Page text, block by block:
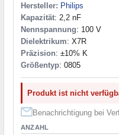
Hersteller: Philips
Kapazität: 2,2 nF
Nennspannung: 100 V
Dielektrikum: X7R
Präzision: ±10% K
Größentyp: 0805
Produkt ist nicht
Benachrichtigung bei
ANZAHL